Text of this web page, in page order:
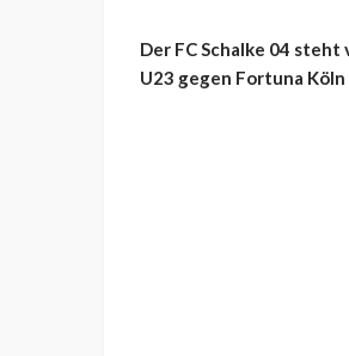
Der FC Schalke 04
U23 gegen Fortuna